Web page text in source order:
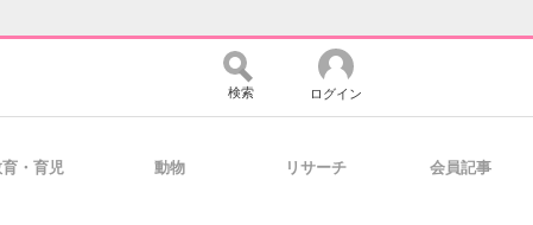
検索 ログイン
・育児 動物 リサーチ 会員記事